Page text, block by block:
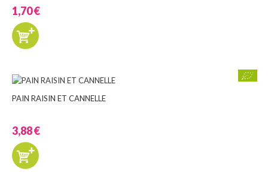
1,70 €
PAIN RAISIN ET CANNELLE
3,88 €